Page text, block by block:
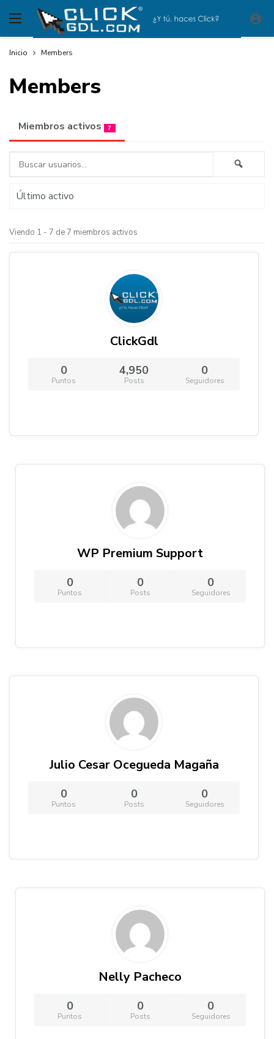
Inicio Members
Members
Miembros activos 7
Buscar
Viendo 1 - 7 de 7 miembros activos
ClickGdl
0
Puntos
4,950
Posts
0
Seguidores
WP Premium Support
0
Puntos
0
Posts
0
Seguidores
Julio Cesar Ocegueda Magaña
0
Puntos
0
Posts
0
Seguidores
Nelly Pacheco
0
Puntos
0
Posts
0
Seguidores